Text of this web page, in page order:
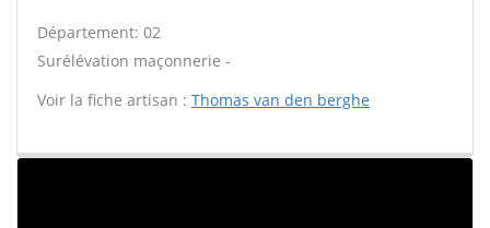
Département: 02
Surélévation maçonnerie -
Voir la fiche artisan : Thomas van den berghe